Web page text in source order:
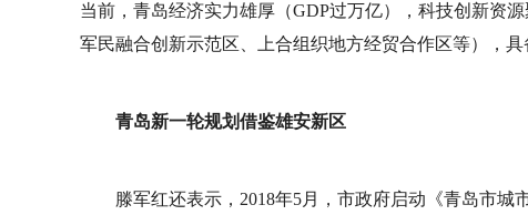
当前，青岛经济实力雄厚（GDP过万亿），科技创新资
军民融合创新示范区、上合组织地方经贸合作区等），具
青岛新一轮规划借鉴雄安新区
滕军红还表示，2018年5月，市政府启动《青岛市城